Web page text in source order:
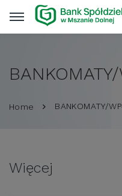
Home BANKOMATY/
Więcej